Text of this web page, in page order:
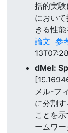
括的実
におい
きる性能
論文 参
dMel:
メル-フ
に分割
ことを
ームワ